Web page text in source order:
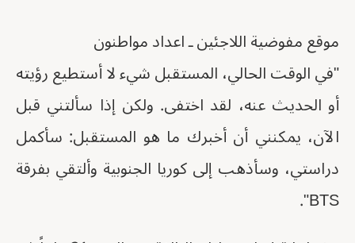
موقع مفوضية اللاجئين ـ اعداد مواطنون
"في الوقت الحالي، المستقبل شيء لا أستطيع رؤيته
أو الحديث عنه، لقد اختفى. ولكن إذا سألتني قبل
الآن، يمكنني أن أخبرك ما هو المستقبل: سأكمل
دراستي، وسأذهب إلى كوريا الجنوبية وألتقي بفرقة
BTS".